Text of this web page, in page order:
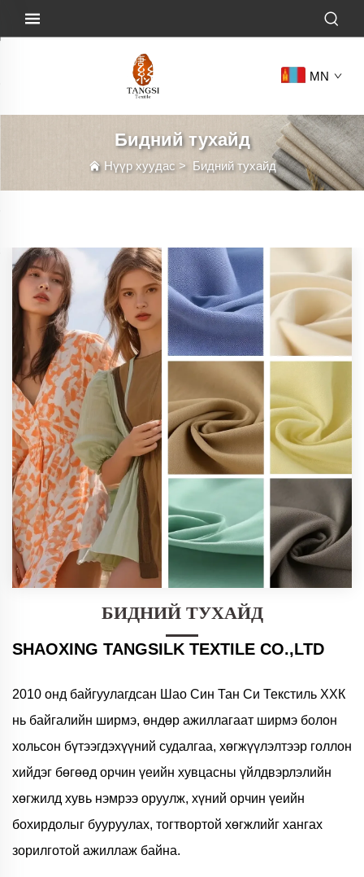
MN
Бидний тухайд
Нүүр хуудас > Бидний тухайд
БИДНИЙ ТУХАЙД
SHAOXING TANGSILK TEXTILE CO.,LTD
2010 онд байгуулагдсан Шао Син Тан Си Текстиль ХХК
нь байгалийн ширмэ, өндөр ажиллагаат ширмэ болон
хольсон бүтээгдэхүүний судалгаа, хөгжүүлэлтээр голлон
хийдэг бөгөөд орчин үеийн хувцасны үйлдвэрлэлийн
хөгжилд хувь нэмрээ оруулж, хүний орчин үеийн
бохирдолыг бууруулах, тогтвортой хөгжлийг хангах
зорилготой ажиллаж байна.